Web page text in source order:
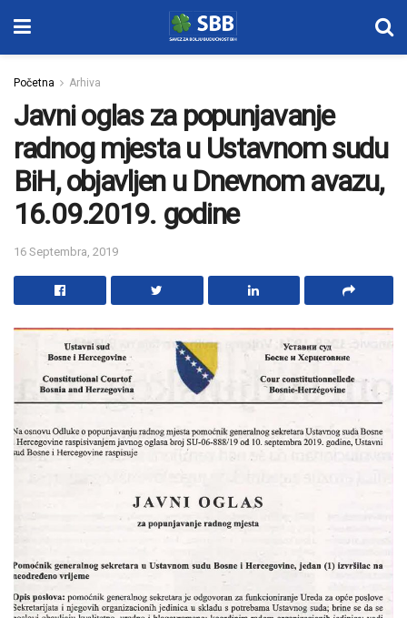
Početna Arhiva
Javni oglas za popunjavanje
radnog mjesta u Ustavnom sudu
BiH, objavljen u Dnevnom avazu,
16.09.2019. godine
16 Septembra, 2019